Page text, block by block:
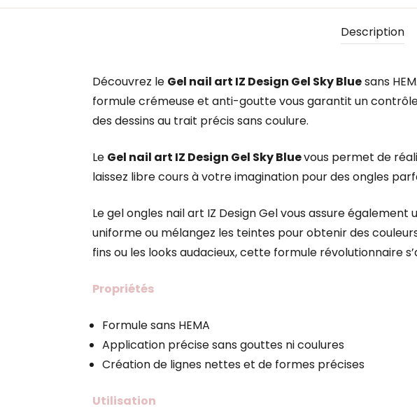
Description
Découvrez le Gel nail art IZ Design Gel Sky Bluesans
formule crémeuse et anti-goutte vous garantit un
des dessins au trait précis sans coulure.
Le Gel nail art IZ Design Gel Sky Bluevous permet de
laissez libre cours à votre imagination pour des ongles
Le gel ongles nail art IZ Design Gel vous assure
uniforme ou mélangez les teintes pour obtenir des
fins ou les looks audacieux, cette formule révolutionnaire
Propriétés
Formule sans HEMA
Application précise sans gouttes ni coulures
Création de lignes nettes et de formes précises
Utilisation